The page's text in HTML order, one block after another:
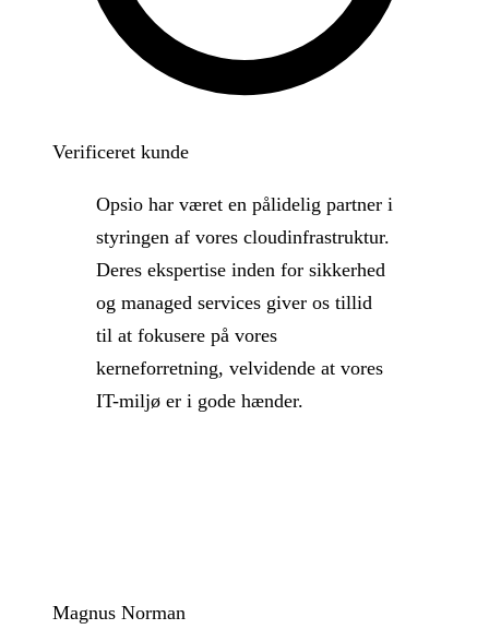
Verificeret kunde
Opsio har været en pålidelig partner i
styringen af vores cloudinfrastruktur.
Deres ekspertise inden for sikkerhed
og managed services giver os tillid
til at fokusere på vores
kerneforretning, velvidende at vores
IT-miljø er i gode hænder.
Magnus Norman